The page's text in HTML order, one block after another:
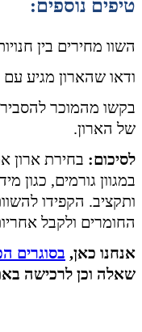
טיפים נוספים:
השוו מחירים בין
ודאו שהארון מגיע
בקשו מהמוכר
של הארון.
לסיכום: בחירת ארון
במגוון גורמים, כגון
ותקציב. הקפידו
החומרים ולקבל
אנחנו כאן, בסוגרים
שאלה וכן לרכישה